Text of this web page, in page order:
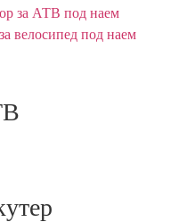
за АТВ под наем
велосипед под наем